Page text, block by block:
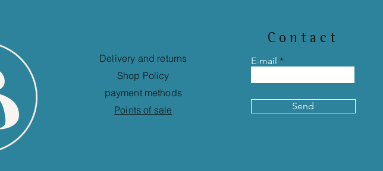
Delivery and returns
Shop Policy
payment methods
Points of sale
Contact
E-mail
Send